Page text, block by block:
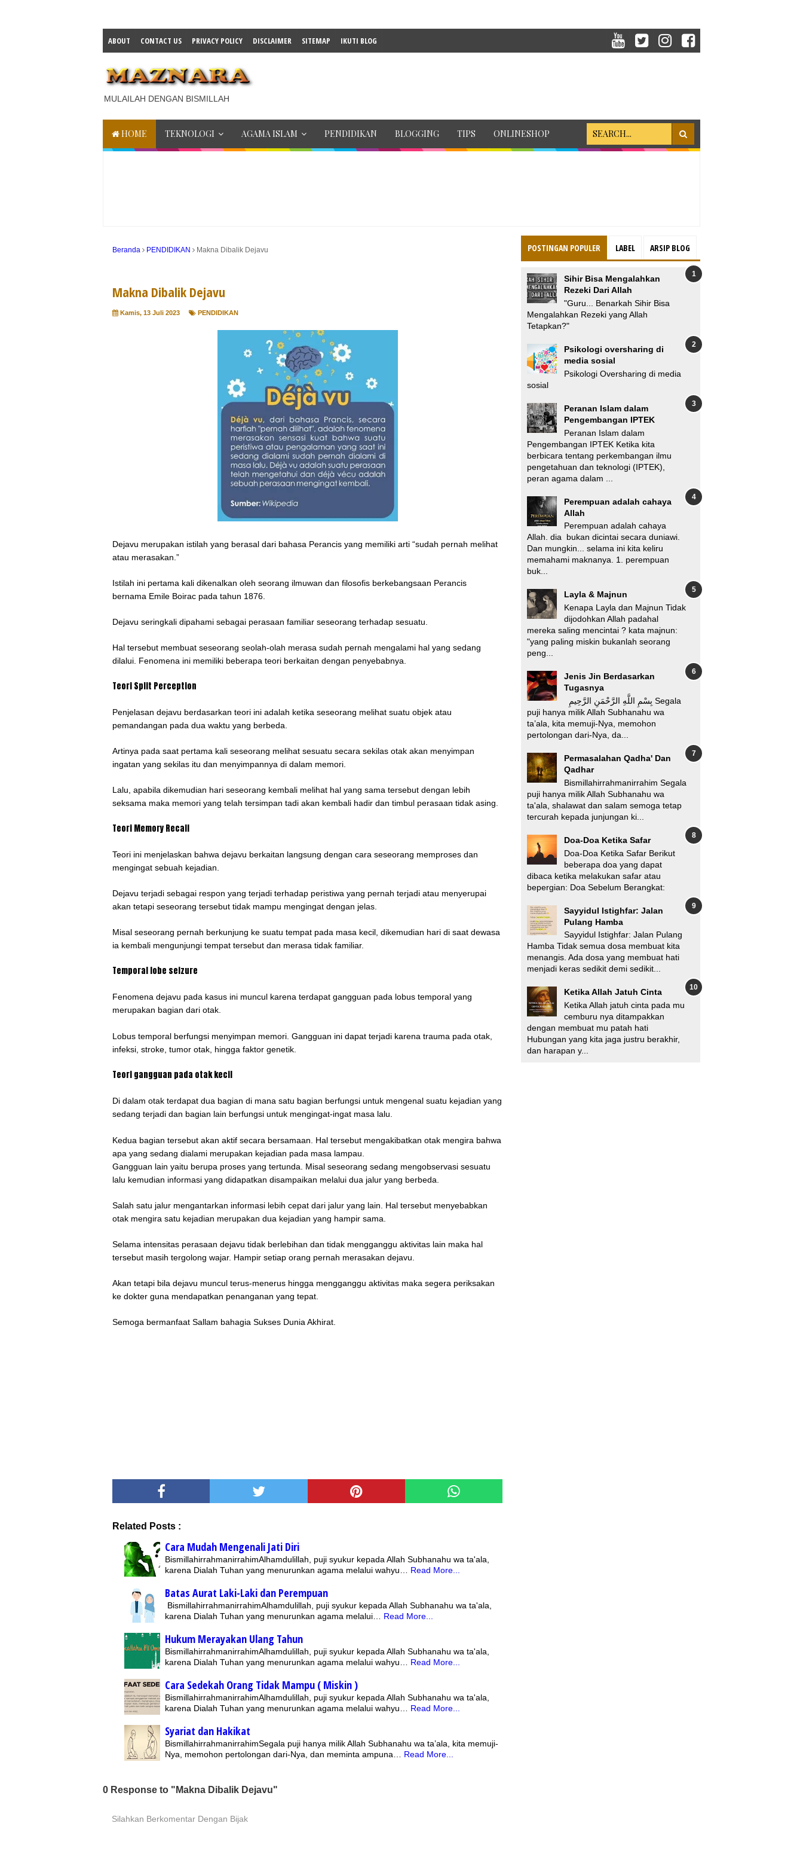
ABOUT CONTACT US PRIVACY POLICY DISCLAIMER SITEMAP IKUTI BLOG
MULAILAH DENGAN BISMILLAH
HOME TEKNOLOGI AGAMA ISLAM PENDIDIKAN BLOGGING TIPS ONLINESHOP
Beranda PENDIDIKAN Makna Dibalik Dejavu
Makna Dibalik Dejavu
Kamis, 13 Juli 2023 PENDIDIKAN
Dejavu merupakan istilah yang berasal dari bahasa Perancis yang memiliki arti “sudah pernah melihat
atau merasakan.”
Istilah ini pertama kali dikenalkan oleh seorang ilmuwan dan filosofis berkebangsaan Perancis
bernama Emile Boirac pada tahun 1876.
Dejavu seringkali dipahami sebagai perasaan familiar seseorang terhadap sesuatu.
Hal tersebut membuat seseorang seolah-olah merasa sudah pernah mengalami hal yang sedang
dilalui. Fenomena ini memiliki beberapa teori berkaitan dengan penyebabnya.
Teori Split Perception
Penjelasan dejavu berdasarkan teori ini adalah ketika seseorang melihat suatu objek atau
pemandangan pada dua waktu yang berbeda.
Artinya pada saat pertama kali seseorang melihat sesuatu secara sekilas otak akan menyimpan
ingatan yang sekilas itu dan menyimpannya di dalam memori.
Lalu, apabila dikemudian hari seseorang kembali melihat hal yang sama tersebut dengan lebih
seksama maka memori yang telah tersimpan tadi akan kembali hadir dan timbul perasaan tidak asing.
Teori Memory Recall
Teori ini menjelaskan bahwa dejavu berkaitan langsung dengan cara seseorang memproses dan
mengingat sebuah kejadian.
Dejavu terjadi sebagai respon yang terjadi terhadap peristiwa yang pernah terjadi atau menyerupai
akan tetapi seseorang tersebut tidak mampu mengingat dengan jelas.
Misal seseorang pernah berkunjung ke suatu tempat pada masa kecil, dikemudian hari di saat dewasa
ia kembali mengunjungi tempat tersebut dan merasa tidak familiar.
Temporal lobe seizure
Fenomena dejavu pada kasus ini muncul karena terdapat gangguan pada lobus temporal yang
merupakan bagian dari otak.
Lobus temporal berfungsi menyimpan memori. Gangguan ini dapat terjadi karena trauma pada otak,
infeksi, stroke, tumor otak, hingga faktor genetik.
Teori gangguan pada otak kecil
Di dalam otak terdapat dua bagian di mana satu bagian berfungsi untuk mengenal suatu kejadian yang
sedang terjadi dan bagian lain berfungsi untuk mengingat-ingat masa lalu.
Kedua bagian tersebut akan aktif secara bersamaan. Hal tersebut mengakibatkan otak mengira bahwa
apa yang sedang dialami merupakan kejadian pada masa lampau.
Gangguan lain yaitu berupa proses yang tertunda. Misal seseorang sedang mengobservasi sesuatu
lalu kemudian informasi yang didapatkan disampaikan melalui dua jalur yang berbeda.
Salah satu jalur mengantarkan informasi lebih cepat dari jalur yang lain. Hal tersebut menyebabkan
otak mengira satu kejadian merupakan dua kejadian yang hampir sama.
Selama intensitas perasaan dejavu tidak berlebihan dan tidak mengganggu aktivitas lain maka hal
tersebut masih tergolong wajar. Hampir setiap orang pernah merasakan dejavu.
Akan tetapi bila dejavu muncul terus-menerus hingga mengganggu aktivitas maka segera periksakan
ke dokter guna mendapatkan penanganan yang tepat.
Semoga bermanfaat Sallam bahagia Sukses Dunia Akhirat.
Related Posts :
Cara Mudah Mengenali Jati Diri
BismillahirrahmanirrahimAlhamdulillah, puji syukur kepada Allah Subhanahu wa ta'ala,
karena Dialah Tuhan yang menurunkan agama melalui wahyu… Read More...
Batas Aurat Laki-Laki dan Perempuan
BismillahirrahmanirrahimAlhamdulillah, puji syukur kepada Allah Subhanahu wa ta'ala,
karena Dialah Tuhan yang menurunkan agama melalui… Read More...
Hukum Merayakan Ulang Tahun
BismillahirrahmanirrahimAlhamdulillah, puji syukur kepada Allah Subhanahu wa ta'ala,
karena Dialah Tuhan yang menurunkan agama melalui wahyu… Read More...
Cara Sedekah Orang Tidak Mampu ( Miskin )
BismillahirrahmanirrahimAlhamdulillah, puji syukur kepada Allah Subhanahu wa ta'ala,
karena Dialah Tuhan yang menurunkan agama melalui wahyu… Read More...
Syariat dan Hakikat
BismillahirrahmanirrahimSegala puji hanya milik Allah Subhanahu wa ta’ala, kita memuji-
Nya, memohon pertolongan dari-Nya, dan meminta ampuna… Read More...
0 Response to "Makna Dibalik Dejavu"
Silahkan Berkomentar Dengan Bijak
POSTINGAN POPULER LABEL ARSIP BLOG
Sihir Bisa Mengalahkan
Rezeki Dari Allah
"Guru... Benarkah Sihir Bisa
Mengalahkan Rezeki yang Allah
Tetapkan?"
Psikologi oversharing di
media sosial
Psikologi Oversharing di media
sosial
Peranan Islam dalam
Pengembangan IPTEK
Peranan Islam dalam
Pengembangan IPTEK Ketika kita
berbicara tentang perkembangan ilmu
pengetahuan dan teknologi (IPTEK),
peran agama dalam ...
Perempuan adalah cahaya
Allah
Perempuan adalah cahaya
Allah. dia bukan dicintai secara duniawi.
Dan mungkin... selama ini kita keliru
memahami maknanya. 1. perempuan
buk...
Layla & Majnun
Kenapa Layla dan Majnun Tidak
dijodohkan Allah padahal
mereka saling mencintai ? kata majnun:
"yang paling miskin bukanlah seorang
peng...
Jenis Jin Berdasarkan
Tugasnya
puji hanya milik Allah Subhanahu wa
ta’ala, kita memuji-Nya, memohon
pertolongan dari-Nya, da...
Permasalahan Qadha' Dan
Qadhar
Bismillahirrahmanirrahim Segala
puji hanya milik Allah Subhanahu wa
ta'ala, shalawat dan salam semoga tetap
tercurah kepada junjungan ki...
Doa-Doa Ketika Safar
Doa-Doa Ketika Safar Berikut
beberapa doa yang dapat
dibaca ketika melakukan safar atau
bepergian: Doa Sebelum Berangkat:
Sayyidul Istighfar: Jalan
Pulang Hamba
Sayyidul Istighfar: Jalan Pulang
Hamba Tidak semua dosa membuat kita
menangis. Ada dosa yang membuat hati
menjadi keras sedikit demi sedikit...
Ketika Allah Jatuh Cinta
Ketika Allah jatuh cinta pada mu
cemburu nya ditampakkan
dengan membuat mu patah hati
Hubungan yang kita jaga justru berakhir,
dan harapan y...